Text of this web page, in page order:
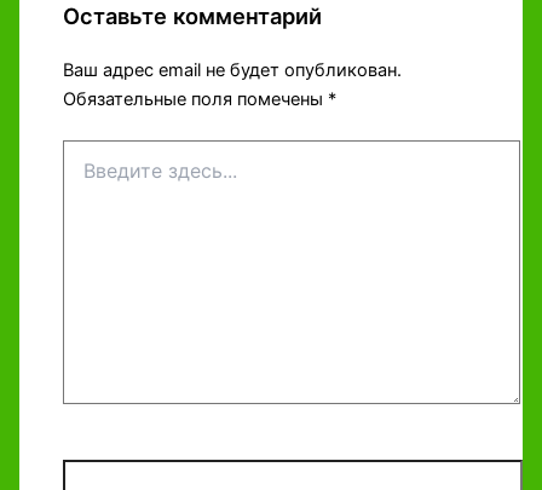
Оставьте комментарий
Ваш адрес email не будет опубликован.
Обязательные поля помечены *
здесь...